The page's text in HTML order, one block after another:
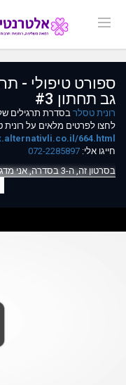
ספורט טיפולי -
גב תחתון #3
רונית טסלר בסדרת תרגילים
לחצו לפרטים מלאים על
664.html
חייגו אלי: 072-2285897
בסרטון זה, ה-3
הבסיס לכל הסרטונים שבאים
הניסיון התרפוייטי שלי מעל 30 שנה.